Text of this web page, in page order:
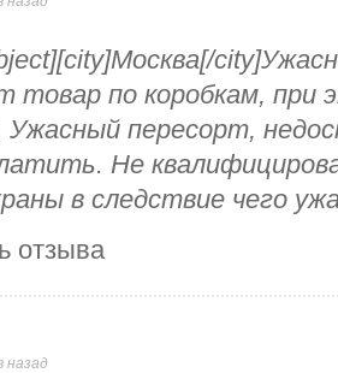
товар по коробкам, при
пересорт,
Не
в следствие чего
отзыва
назад